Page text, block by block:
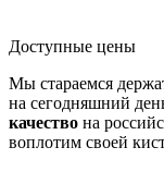
Доступные цены
Мы стараемся
на сегодняшний
качество на
воплотим своей